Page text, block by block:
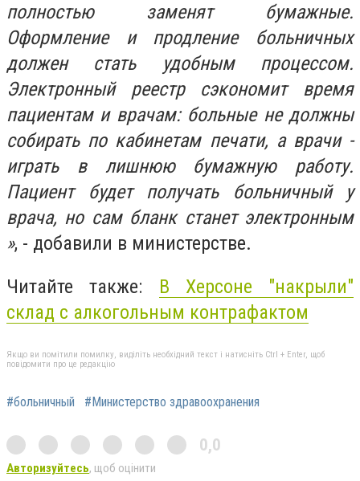
полностью заменят бумажные.
Оформление и продление больничных
должен стать удобным процессом.
Электронный реестр сэкономит время
пациентам и врачам: больные не должны
собирать по кабинетам печати, а врачи -
играть в лишнюю бумажную работу.
Пациент будет получать больничный у
врача, но сам бланк станет электронным
», - добавили в министерстве.
Читайте также: В Херсоне "накрыли"
склад с алкогольным контрафактом
Якщо ви помітили помилку, виділіть необхідний текст і натисніть Ctrl + Enter, щоб
повідомити про це редакцію
#больничный #Министерство здравоохранения
0,0
Авторизуйтесь, щоб оцінити